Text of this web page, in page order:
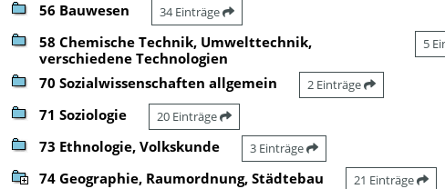
56 Bauwesen 34 Einträge
58 Chemische Technik, Umwelttechnik,
verschiedene Technologien
5
70 Sozialwissenschaften allgemein 2 Einträge
71 Soziologie 20 Einträge
73 Ethnologie, Volkskunde 3 Einträge
74 Geographie, Raumordnung, Städtebau 21 Einträge